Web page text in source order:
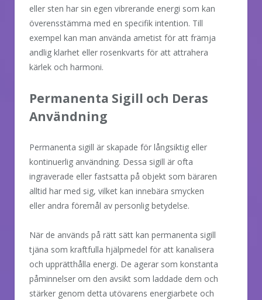
eller sten har sin egen vibrerande energi som kan
överensstämma med en specifik intention. Till
exempel kan man använda ametist för att främja
andlig klarhet eller rosenkvarts för att attrahera
kärlek och harmoni.
Permanenta Sigill och Deras
Användning
Permanenta sigill är skapade för långsiktig eller
kontinuerlig användning. Dessa sigill är ofta
ingraverade eller fastsatta på objekt som bäraren
alltid har med sig, vilket kan innebära smycken
eller andra föremål av personlig betydelse.
När de används på rätt sätt kan permanenta sigill
tjäna som kraftfulla hjälpmedel för att kanalisera
och upprätthålla energi. De agerar som konstanta
påminnelser om den avsikt som laddade dem och
stärker genom detta utövarens energiarbete och